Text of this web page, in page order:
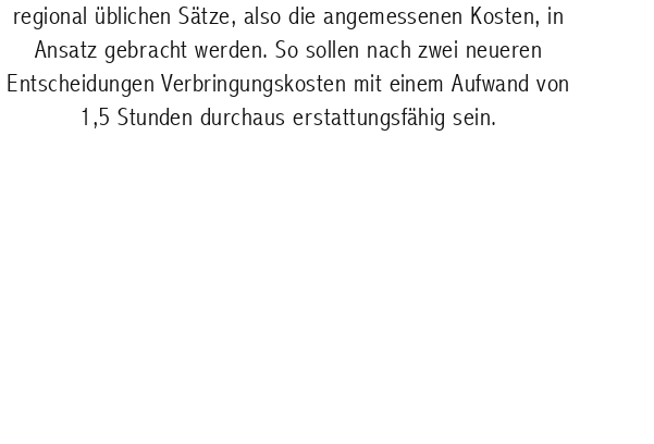
regional üblichen Sätze, also die angemessenen Kosten, in
Ansatz gebracht werden. So sollen nach zwei neueren
Entscheidungen Verbringungskosten mit einem Aufwand von
1,5 Stunden durchaus erstattungsfähig sein.